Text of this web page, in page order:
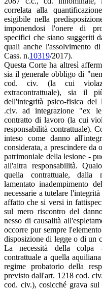
correlata alla
esigibile nella
imponendosi l'onere di
specifici che siano suggeriti
quali anche l'assolvimento
Cass. n.10319/2017).
Questa Corte ha altresì
sia il generale obbligo di
cod. civ. (la cui
extracontrattuale), sia il
dell'integrità psico-fisica del
.civ. ad integrazione "ex
contratto di lavoro (la cui
responsabilità contrattuale).
inteso come danno
considerata, a prescindere da
patrimoniale della lesione -
all'altra responsabilità.
quella contrattuale, dalla
lamentato inadempimento
necessarie a tutelare
affatto che si versi in
sul mero riscontro del
nesso di causalità
occorre pur sempre
disposizione di legge o di un
La necessità della colpa
contrattuale a quella
regime probatorio della
previsto dall'art. 1218 cod.
cod. civ.), cosicché grava